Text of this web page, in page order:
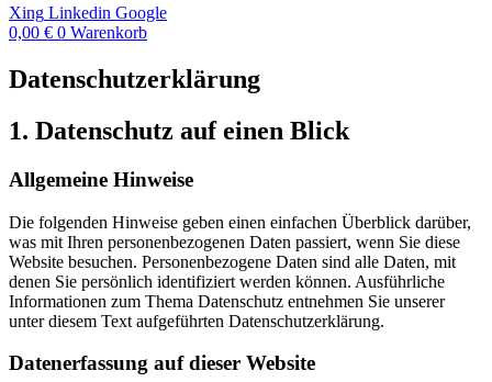
Xing Linkedin Google
0,00 € 0 Warenkorb
Datenschutzerklärung
1. Datenschutz auf einen Blick
Allgemeine Hinweise
Die folgenden Hinweise geben einen einfachen Überblick darüber,
was mit Ihren personenbezogenen Daten passiert, wenn Sie diese
Website besuchen. Personenbezogene Daten sind alle Daten, mit
denen Sie persönlich identifiziert werden können. Ausführliche
Informationen zum Thema Datenschutz entnehmen Sie unserer
unter diesem Text aufgeführten Datenschutzerklärung.
Datenerfassung auf dieser Website